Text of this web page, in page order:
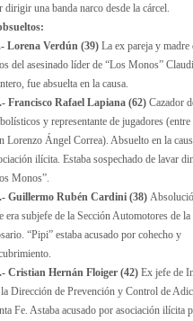
dirigir una banda narco desde la cárcel.
Lorena Verdún (39) La ex pareja y madre
del asesinado líder de “Los Monos”
fue absuelta en la causa.
Francisco Rafael Lapiana (62) Cazador
y representante de jugadores
Lorenzo Ángel Correa). Absuelto en la
ilícita. Estaba sospechado de lavar
Monos”.
Guillermo Rubén Cardini (38)
era subjefe de la Sección Automotores de
“Pipi” estaba acusado por cohecho y
Cristian Hernán Floiger (42) Ex jefe de
Dirección de Prevención y Control de
Fe. Astaba acusado por asociación ilícita